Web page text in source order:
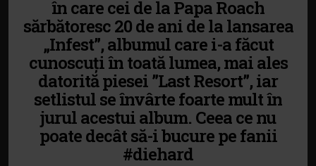
în care cei de la Papa Roach
sărbătoresc 20 de ani de la lansarea
„Infest”, albumul care i-a făcut
cunoscuți în toată lumea, mai ales
datorită piesei ”Last Resort”, iar
setlistul se învârte foarte mult în
jurul acestui album. Ceea ce nu
poate decât să-i bucure pe fanii
#diehard